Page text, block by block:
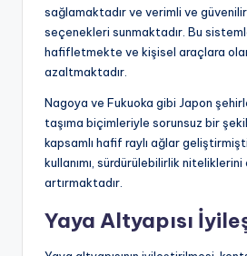
sağlamaktadır ve verimli ve
seçenekleri sunmaktadır. Bu
hafifletmekte ve kişisel araçlara olan
azaltmaktadır.
Nagoya ve Fukuoka gibi Japon
taşıma biçimleriyle sorunsuz bir
kapsamlı hafif raylı ağlar
kullanımı, sürdürülebilirlik niteliklerini
artırmaktadır.
Yaya Altyapısı